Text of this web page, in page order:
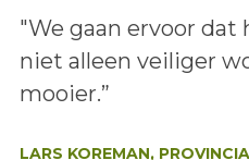
Lees het bericht:
"We gaan ervoor dat
niet alleen veiliger
mooier.”
LARS KOREMAN,